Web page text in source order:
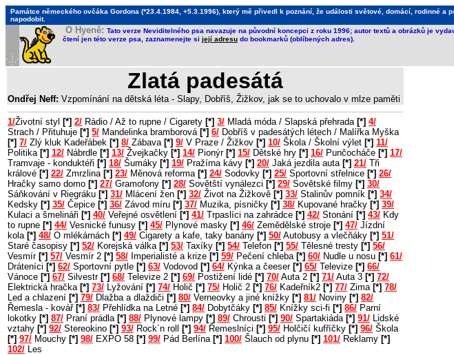
Památce německého ovčáka Gordona (*23.4.1984, +5.3.1996), který mě přivedl k poznání, že události světové, domácí, rodinné
napodobit.
O Hyeně: Tato verze Neviditelného psa navazuje na původní koncepci z roku 1996; autor textů a obrázků je
čtení jen této verze psa, zaznamenejte si její adresu do bookmarků (oblíbených adres).
Zlatá padesátá
Ondřej Neff: Vzpomínání na dětská léta - Slapy, Dobříš, Žižkov, jak se to uchovalo v mlze paměti
1/Životní styl [*] 2/ Rádio / Až to rupne / Cigarety [*] 3/ Mladá móda / Slapská přehrada [*] 4/
Strach / Přituhuje [*] 5/ Mandelinka bramborová [*] 6/ Dobříš v padesátých létech / Malířka Myška
[*] 7/ Zlý kluk Kadeřábek [*] 8/ Zábava [*] 9/ V Praze / Žižkov [*] 10/ Škola / Školní výlet [*] 11/
Politika [*] 12/ Nábrdle [*] 13/ Žvejkačky [*] 14/ Pionýr [*] 15/ Dětské hry [*] 16/ Punčocháče [*] 17/
Tramvaje - konduktéři [*] 18/ Šumáky [*] 19/ Pražírna kávy [*] 20/ Jaká jezdila auta [*] 21/ Tři
králové [*] 22/ Zmrzlina [*] 23/ Měnová reforma [*] 24/ Sodovky [*] 25/ Sportovní střelnice [*] 26/
Hračky samo domo [*] 27/ Gramofony [*] 28/ Sovětští vynálezci [*] 29/ Sovětské filmy [*] 30/
Sáňkování v Riegráku [*] 31/ Mlácení žen [*] 32/ Život na Žižkově [*] 33/ Stalinův pomník [*] 34/
Kedsky [*] 35/ Čepice [*] 36/ Závod míru [*] 37/ Muzika, písničky [*] 38/ Kupované hračky [*] 39/
Kulaci a šmelináři [*] 40/ Veřejné osvětlení [*] 41/ Trpaslíci na zahrádce [*] 42/ Stonání [*] 43/ Kdy
to rupne [*] 44/ Vesnické funusy [*] 45/ Plynové masky [*] 46/ Zemědělské stroje [*] 47/ Jízdní
kola [*] 48/ O mlékárnách [*] 49/ Cigarety a kafe, taky banány [*] 50/ Autobusy a vlečňáky [*] 51/
Staré časopisy [*] 52/ Korejská válka [*] 53/ Taxíky [*] 54/ Telefon [*] 55/ Tělesné tresty [*] 56/
Vesmír [*] 57/ Vesmír 2 [*] 58/ Imperialisté a krize [*] 59/ Pečení chleba [*] 60/ Nudle u nosu [*] 61/
Dráteníci [*] 62/ Sportovní pytle [*] 63/ Vodovod [*] 64/ Kýnka a čeeser [*] 65/ Televize [*] 66/
Vánoce [*] 67/ Silvestr [*] 68/ Televize 2 [*] 69/ Postižení lidé [*] 70/ Auta 2 [*] 71/ Auta 3 [*] 72/
Elektrická hračka [*] 73/ Lyžování [*] 74/ Holič [*] 75/ Holič 2 [*] 76/ Kadeřník2 [*] 77/ Zima [*] 78/
Led a chlazení [*] 79/ Dlažba a dlaždiči [*] 80/ Verneovky a jiné knížky [*] 81/ Noviny [*] 82/
Řemesla - kovář [*] 83/ Přehlídka na Letné [*] 84/ Dobytčáky [*] 85/ Knížky sci-fi [*] 86/ Parní
lokotky [*] 87/ Praní prádla [*] 88/ Plynové lampy [*] 89/ Chrousti [*] 90/ Spartakiáda [*] 91/ Lidské
vztahy [*] 92/ Stereokino [*] 93/ Rock´n roll [*] 94/ Řemeslníci [*] 95/ Holčičí kufříčky [*] 96/ Škola
[*] 97/ Mouchy [*] 98/ EXPO 58 [*] 99/ Pád Berlína [*] 100/ Šlauch od plynu [*] 101/ Reklamy [*]
102/ Les